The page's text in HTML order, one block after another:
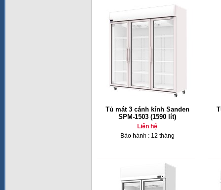
Tủ mát 3 cánh kính Sanden
SPM-1503 (1590 lít)
Liên hệ
Bảo hành : 12 tháng